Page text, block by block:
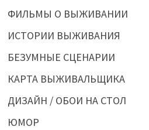
ФИЛЬМЫ О ВЫЖИВАНИИ
ИСТОРИИ ВЫЖИВАНИЯ
БЕЗУМНЫЕ СЦЕНАРИИ
КАРТА ВЫЖИВАЛЬЩИКА
ДИЗАЙН / ОБОИ НА СТОЛ
ЮМОР